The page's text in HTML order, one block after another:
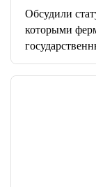
Обсудили
которыми